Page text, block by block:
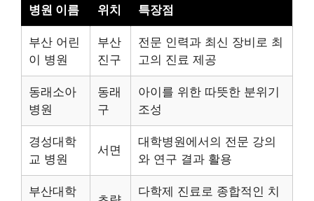
병원 이름 위치 특장점
부산 어린
이 병원
부산
진구
전문 인력과 최신 장비로 최
고의 진료 제공
동래소아
병원
동래
구
아이를 위한 따뜻한 분위기
조성
경성대학
교 병원
서면
대학병원에서의 전문 강의
와 연구 결과 활용
부산대학
다학제 진료로 종합적인 치